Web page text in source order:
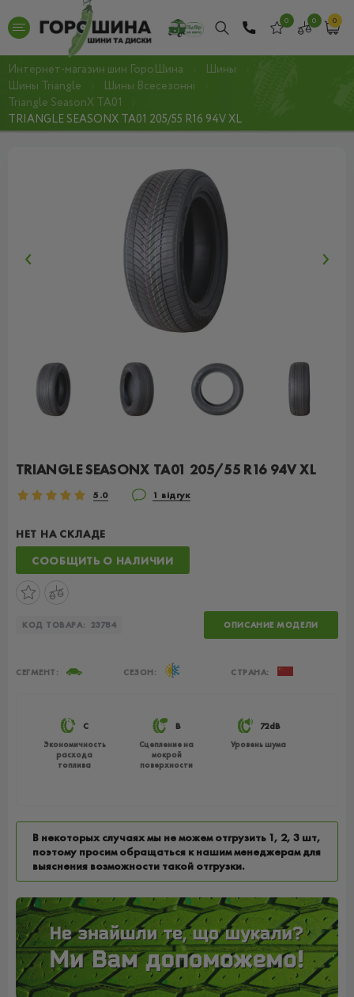
0 0 0
Интернет-магазин шин ГороШина
Шины
Шины Triangle
Шины Всесезонні
Triangle SeasonX TA01
TRIANGLE SEASONX TA01 205/55 R16 94V XL
TRIANGLE SEASONX TA01 205/55 R16 94V XL
5.0 1 відгук
НЕТ НА СКЛАДЕ
СООБЩИТЬ О НАЛИЧИИ
КОД ТОВАРА: 23784 ОПИСАНИЕ МОДЕЛИ
C
Экономичность
расхода
топлива
B
Сцепление на
мокрой
поверхности
72dB
Уровень шума
СЕГМЕНТ: СЕЗОН: СТРАНА:
В некоторых случаях мы не можем отгрузить 1, 2, 3 шт,
поэтому просим обращаться к нашим менеджерам для
выяснения возможности такой отгрузки.